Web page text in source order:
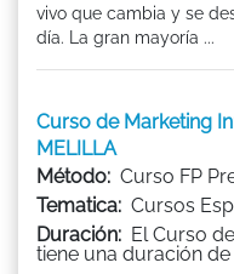
vivo que cambia y se
día. La gran mayoría ...
Curso de Marketing
MELILLA
Método: Curso FP
Tematica: Cursos
Duración: El Curso
tiene una duración